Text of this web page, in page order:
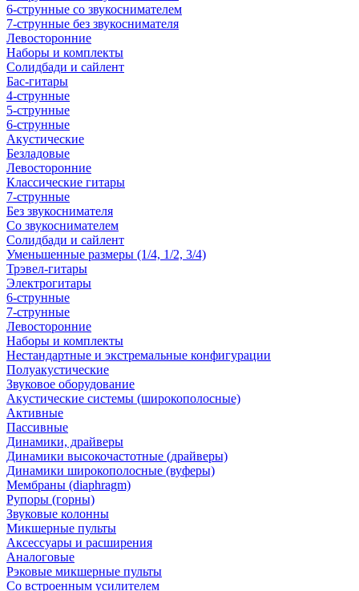
6-струнные со звукоснимателем
7-струнные без звукоснимателя
Левосторонние
Наборы и комплекты
Солидбади и сайлент
Бас-гитары
4-струнные
5-струнные
6-струнные
Акустические
Безладовые
Левосторонние
Классические гитары
7-струнные
Без звукоснимателя
Со звукоснимателем
Солидбади и сайлент
Уменьшенные размеры (1/4, 1/2, 3/4)
Трэвел-гитары
Электрогитары
6-струнные
7-струнные
Левосторонние
Наборы и комплекты
Нестандартные и экстремальные конфигурации
Полуакустические
Звуковое оборудование
Акустические системы (широкополосные)
Активные
Пассивные
Динамики, драйверы
Динамики высокочастотные (драйверы)
Динамики широкополосные (вуферы)
Мембраны (diaphragm)
Рупоры (горны)
Звуковые колонны
Микшерные пульты
Аксессуары и расширения
Аналоговые
Рэковые микшерные пульты
Со встроенным усилителем